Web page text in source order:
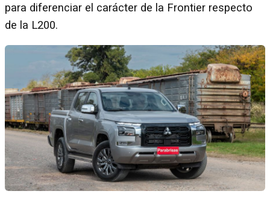
para diferenciar el carácter de la Frontier respecto
de la L200.